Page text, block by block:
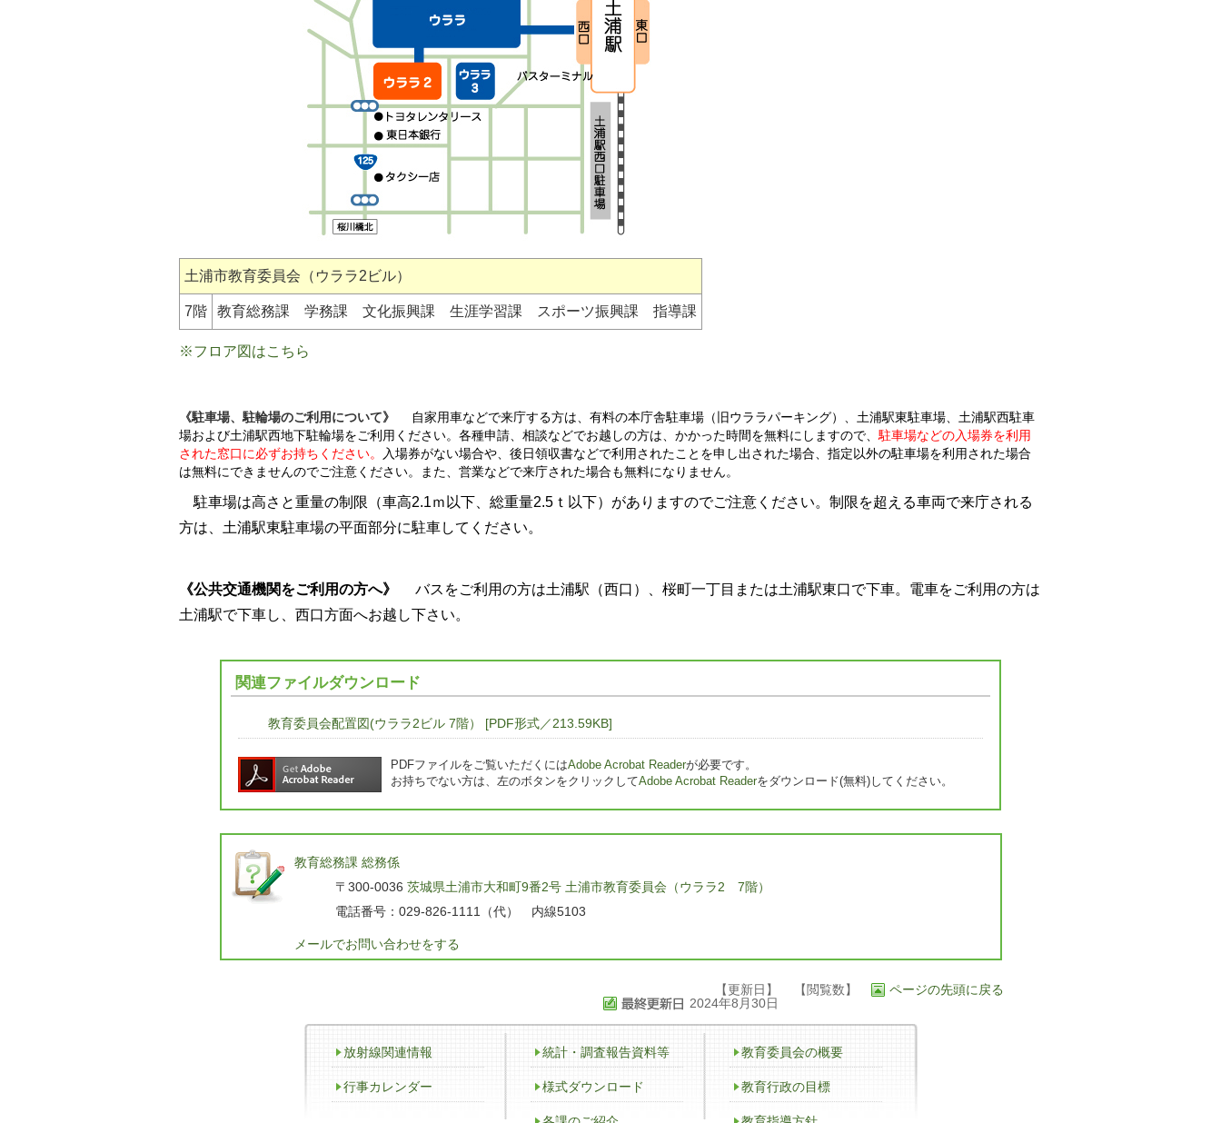
土浦市教育委員会（ウララ2ビル）
7階 教育総務課 学務課 文化振興課 生涯学習課 スポーツ振興課 指導課
※フロア図はこちら
《駐車場、駐輪場のご利用について》
自家用車などで来庁する方は、有料の本庁舎駐車場（旧ウララパーキング）、土浦駅東駐車場、土浦駅西駐車
場および土浦駅西地下駐輪場をご利用ください。各種申請、相談などでお越しの方は、かかった時間を無料にしますので、 駐車場などの入場券を利用
された窓口に必ずお持ちください。
入場券がない場合や、後日領収書などで利用されたことを申し出された場合、指定以外の駐車場を利用された場合
は無料にできませんのでご注意ください。また、営業などで来庁された場合も無料になりません。
駐車場は高さと重量の制限（車高2.1ｍ以下、総重量2.5ｔ以下）がありますのでご注意ください。制限を超える車両で来庁される
方は、土浦駅東駐車場の平面部分に駐車してください。
《公共交通機関をご利用の方へ》
バスをご利用の方は土浦駅（西口）、桜町一丁目または土浦駅東口で下車。電車をご利用の方は
土浦駅で下車し、西口方面へお越し下さい。
関連ファイルダウンロード
教育委員会配置図(ウララ2ビル 7階） [PDF形式／213.59KB]
PDFファイルをご覧いただくにはAdobe Acrobat Readerが必要です。
お持ちでない方は、左のボタンをクリックしてAdobe Acrobat Readerをダウンロード(無料)してください。
教育総務課 総務係
〒300-0036 茨城県土浦市大和町9番2号 土浦市教育委員会（ウララ2 7階）
電話番号：029-826-1111（代） 内線5103
メールでお問い合わせをする
【更新日】
2024年8月30日
【閲覧数】 ページの先頭に戻る
放射線関連情報
行事カレンダー
統計・調査報告資料等
様式ダウンロード
教育委員会の概要
教育行政の目標